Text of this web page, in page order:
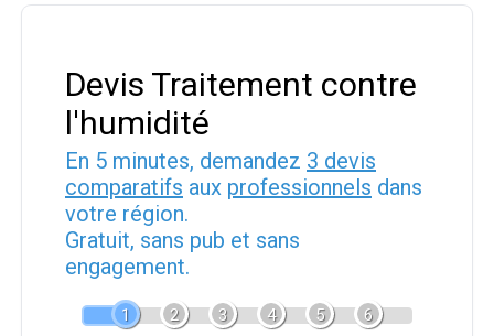
Devis Traitement contre
l'humidité
En 5 minutes, demandez 3 devis
comparatifs aux professionnels dans
votre région.
Gratuit, sans pub et sans
engagement.
1 2 3 4 5 6